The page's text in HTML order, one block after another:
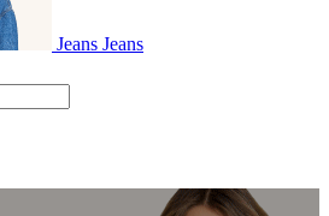
Jeans Jeans